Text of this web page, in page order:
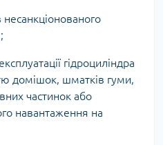
несанкціонованого
гідроциліндра
домішок, шматків гуми,
частинок або
навантаження на